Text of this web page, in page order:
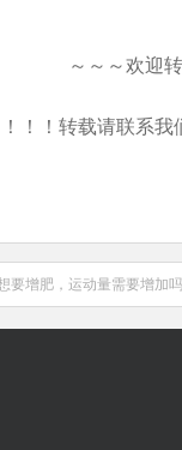
～～～欢迎
！！！转载请联系我
要增肥，运动量需要增加